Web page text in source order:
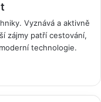
Vyznává a aktivně
zájmy patří cestování,
technologie.